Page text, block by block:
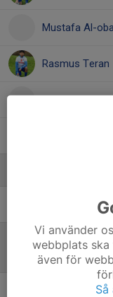
Mustafa Al-
Rasmus Teran
Reinis Sibu-
Yaman
Referat
Vi använder
webbplats ska
även för